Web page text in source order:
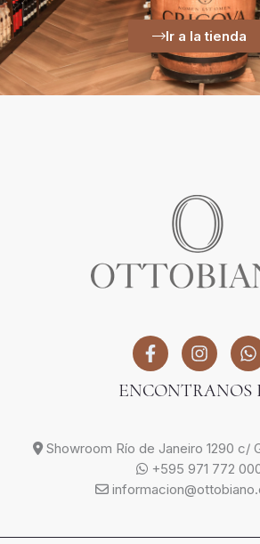
Ir a la tienda
ENCONTRANOS
Showroom Río de Janeiro 1290 c/
+595 971 772